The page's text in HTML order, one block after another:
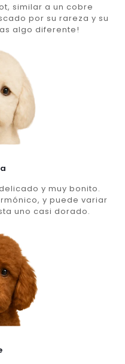
similar a un cobre
por su rareza y su
algo diferente!
y muy bonito.
y puede variar
uno casi dorado.